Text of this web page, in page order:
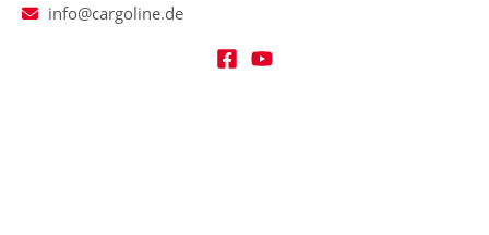
info@cargoline.de